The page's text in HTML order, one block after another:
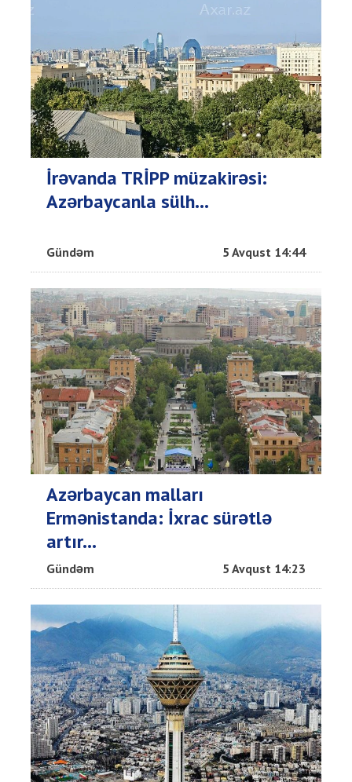
İrəvanda TRİPP müzakirəsi:
Azərbaycanla sülh...
Gündəm 5 Avqust 14:44
Azərbaycan malları
Ermənistanda: İxrac sürətlə
artır...
Gündəm 5 Avqust 14:23